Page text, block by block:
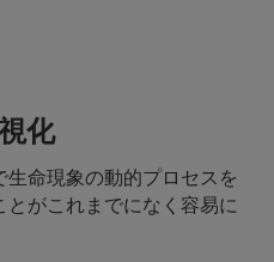
化
命現象の動的プロセスを
とがこれまでになく容易に